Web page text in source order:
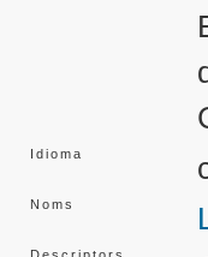
Idioma
Noms